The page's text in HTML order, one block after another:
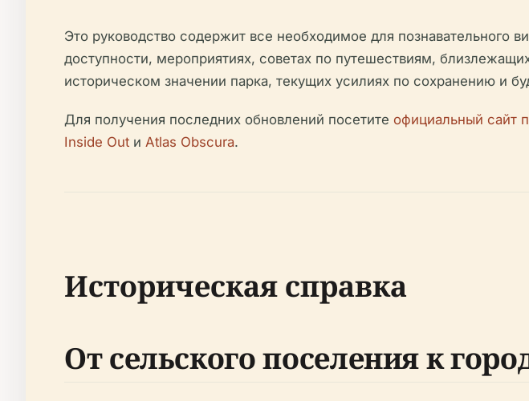
Это руководство содержит все необходимое для познавательного
доступности, мероприятиях, советах по путешествиям,
историческом значении парка, текущих усилиях по сохранению и
Для получения последних обновлений посетите официальный сайт
Inside Out и Atlas Obscura.
Историческая справка
От сельского поселения к